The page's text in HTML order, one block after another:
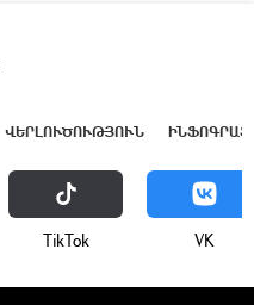
ՎԵՐԼՈՒԾՈՒԹՅՈՒՆ
ТikТоk VK